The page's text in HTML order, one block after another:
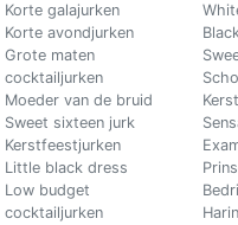
Korte galajurken
Korte avondjurken
Grote maten
cocktailjurken
Moeder van de bruid
Sweet sixteen jurk
Kerstfeestjurken
Little black dress
Low budget
cocktailjurken